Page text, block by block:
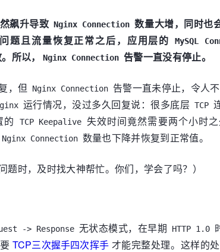
飙升导致 Nginx Connection 数量大增，同时也
题且流量恢复正常之后，应用层的
MySQL
所以， Nginx Connection 告警一直没有停止。
，但 Nginx Connection 告警一直未停止，令人
运行情况，没过多久回复说：很多底层 TCP
的
TCP Keepalive 失效时间竟然需要两个小时
Nginx Connection 数量也下降并恢复到正常值。
题时，及时找大神帮忙。你们，学会了吗？）
-> Response 无状态模式，在早期 HTTP 1.0
要TCP三次握手四次挥手 才能完整处理。这样的